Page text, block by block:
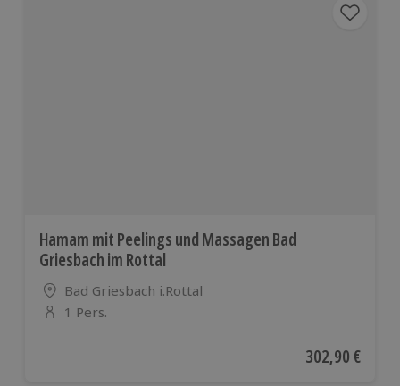
Hamam mit Peelings und Massagen Bad
Griesbach im Rottal
Standort
Bad Griesbach i.Rottal
Anzahl der Teilnehmer
1 Pers.
Aktueller Preis
302,90 €